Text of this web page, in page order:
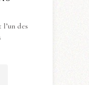
l’un des